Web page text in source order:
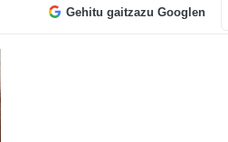
Gehitu gaitzazu Googlen